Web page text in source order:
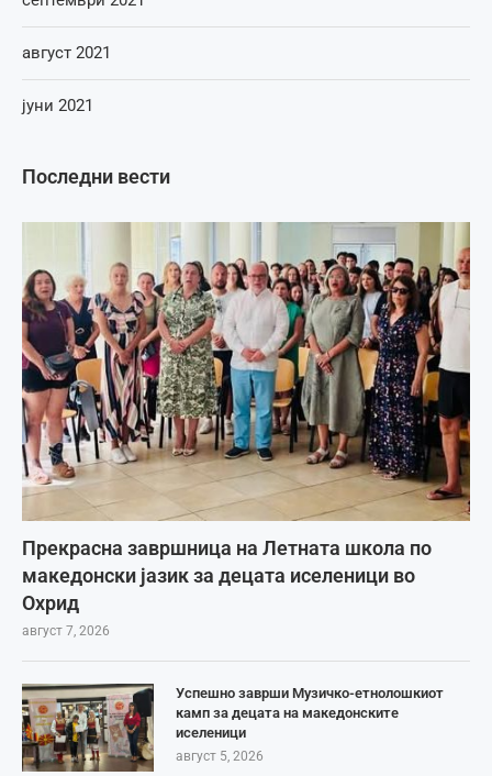
Последни вести
Прекрасна завршница на Летната школа по
македонски јазик за децата иселеници во
Охрид
август 7, 2026
Успешно заврши Музичко-етнолошкиот
камп за децата на македонските
иселеници
август 5, 2026
август 2021
јуни 2021